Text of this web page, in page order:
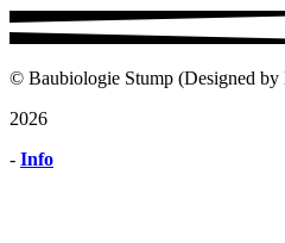
© Baubiologie Stump (Designed by
2026
- Info